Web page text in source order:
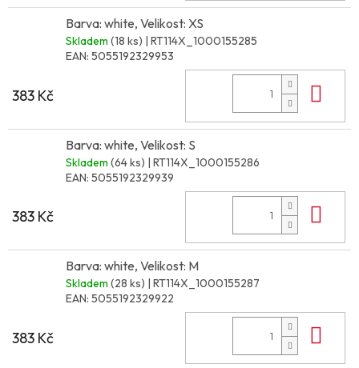
Barva: white, Velikost: XS
Skladem (18 ks) | RT114X_1000155285
EAN: 5055192329953
383 Kč
Barva: white, Velikost: S
Skladem (64 ks) | RT114X_1000155286
EAN: 5055192329939
383 Kč
Barva: white, Velikost: M
Skladem (28 ks) | RT114X_1000155287
EAN: 5055192329922
383 Kč